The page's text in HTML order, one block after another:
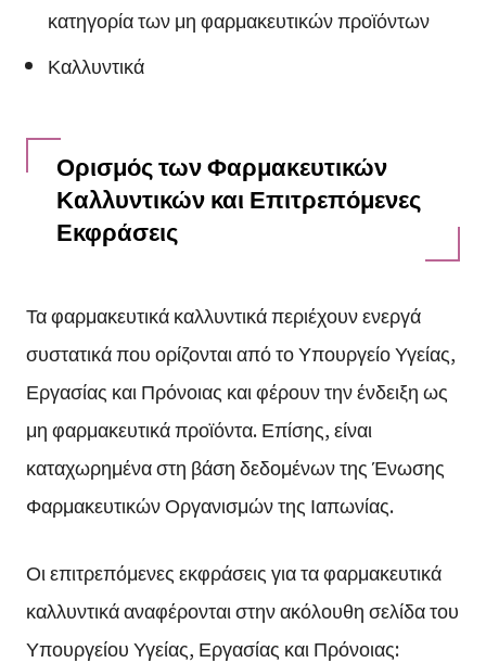
κατηγορία των μη φαρμακευτικών προϊόντων
Καλλυντικά
Ορισμός των Φαρμακευτικών
Καλλυντικών και Επιτρεπόμενες
Εκφράσεις
Τα φαρμακευτικά καλλυντικά περιέχουν ενεργά
συστατικά που ορίζονται από το Υπουργείο Υγείας,
Εργασίας και Πρόνοιας και φέρουν την ένδειξη ως
μη φαρμακευτικά προϊόντα. Επίσης, είναι
καταχωρημένα στη βάση δεδομένων της Ένωσης
Φαρμακευτικών Οργανισμών της Ιαπωνίας.
Οι επιτρεπόμενες εκφράσεις για τα φαρμακευτικά
καλλυντικά αναφέρονται στην ακόλουθη σελίδα του
Υπουργείου Υγείας, Εργασίας και Πρόνοιας: